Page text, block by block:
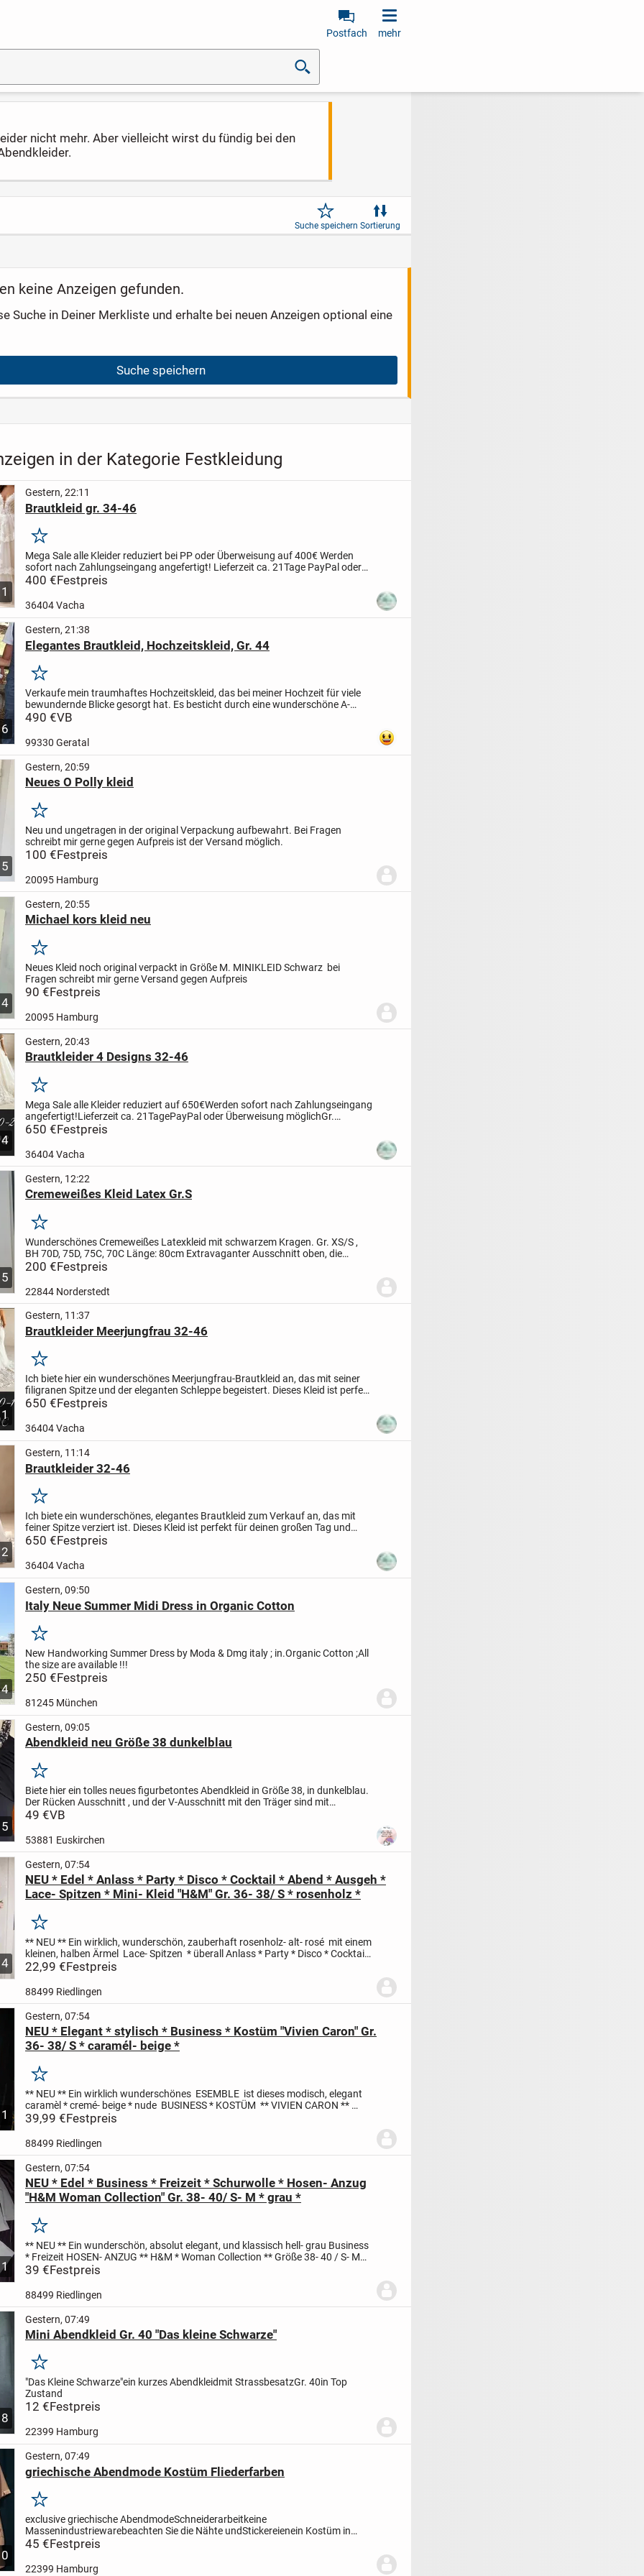
Postfach mehr
nicht mehr. Aber vielleicht wirst du fündig bei den
Suche speichern Sortierung
keine Anzeigen gefunden.
Suche in Deiner Merkliste und erhalte bei neuen Anzeigen optional eine
Suche speichern
in der Kategorie Festkleidung
1
Gestern, 22:11
Brautkleid gr. 34-46
Merken
Mega Sale alle Kleider reduziert bei PP oder Überweisung auf 400€Werden
sofort nach Zahlungseingang angefertigt! Lieferzeit ca. 21Tage PayPal oder
Überweisung möglich
400 €Festpreis
36404 Vacha
6
Gestern, 21:38
Elegantes Brautkleid, Hochzeitskleid, Gr. 44
Merken
Verkaufe mein traumhaftes Hochzeitskleid, das bei meiner Hochzeit für viele
bewundernde Blicke gesorgt hat. Es besticht durch eine wunderschöne A-
Linie, fließenden Chiffon-Stoff und elegante Spitze...
490 €VB
99330 Geratal
5
Gestern, 20:59
Neues O Polly kleid
Merken
Neu und ungetragen in der original Verpackung aufbewahrt. Bei Fragen
schreibt mir gerne gegen Aufpreis ist der Versand möglich.
100 €Festpreis
20095 Hamburg
4
Gestern, 20:55
Michael kors kleid neu
Merken
Neues Kleid noch original verpackt in Größe M. MINIKLEID Schwarz bei
Fragen schreibt mir gerne Versand gegen Aufpreis
90 €Festpreis
20095 Hamburg
4
Gestern, 20:43
Brautkleider 4 Designs 32-46
Merken
Mega Sale alle Kleider reduziert auf 650€Werden sofort nach Zahlungseingang
angefertigt!Lieferzeit ca. 21TagePayPal oder Überweisung möglichGr.
32,34,36,38,40,42,44,46 möglich
650 €Festpreis
36404 Vacha
5
Gestern, 12:22
Cremeweißes Kleid Latex Gr.S
Merken
Wunderschönes Cremeweißes Latexkleid mit schwarzem Kragen. Gr. XS/S ,
BH 70D, 75D, 75C, 70CLänge: 80cm Extravaganter Ausschnitt oben, die
Oberweite ist trotzdem verdeckt.
200 €Festpreis
22844 Norderstedt
1
Gestern, 11:37
Brautkleider Meerjungfrau 32-46
Merken
Ich biete hier ein wunderschönes Meerjungfrau-Brautkleid an, das mit seiner
filigranen Spitze und der eleganten Schleppe begeistert. Dieses Kleid ist perfekt
für deinen großen Tag und lässt dich...
650 €Festpreis
36404 Vacha
2
Gestern, 11:14
Brautkleider 32-46
Merken
Ich biete ein wunderschönes, elegantes Brautkleid zum Verkauf an, das mit
feiner Spitze verziert ist. Dieses Kleid ist perfekt für deinen großen Tag und
lässt dich strahlen.
650 €Festpreis
36404 Vacha
4
Gestern, 09:50
Italy Neue Summer Midi Dress in Organic Cotton
Merken
New Handworking Summer Dress by Moda & Dmg italy ; in.Organic Cotton ;All
the size are available !!!
250 €Festpreis
81245 München
5
Gestern, 09:05
Abendkleid neu Größe 38 dunkelblau
Merken
Biete hier ein tolles neues figurbetontes Abendkleid in Größe 38, in dunkelblau.
Der Rücken Ausschnitt , und der V-Ausschnitt mit den Träger sind mit
Pailletten und kleinen Perlen besetzt. Es ist eng...
49 €VB
53881 Euskirchen
4
Gestern, 07:54
NEU * Edel * Anlass * Party * Disco * Cocktail * Abend * Ausgeh *
Lace- Spitzen * Mini- Kleid "H&M" Gr. 36- 38/ S * rosenholz *
Merken
** NEU ** Ein wirklich, wunderschön, zauberhaft rosenholz- alt- rosé mit einem
kleinen, halben Ärmel Lace- Spitzen * überall Anlass * Party * Disco * Cocktail
* Abend * AusgehMini- KLEID ...
22,99 €Festpreis
88499 Riedlingen
1
Gestern, 07:54
NEU * Elegant * stylisch * Business * Kostüm "Vivien Caron" Gr.
36- 38/ S * caramél- beige *
Merken
** NEU ** Ein wirklich wunderschönes ESEMBLE ist dieses modisch, elegant
caramèl * cremé- beige * nude BUSINESS * KOSTÜM ** VIVIEN CARON **
Größe 36- 38 / S* BLAZER *
39,99 €Festpreis
88499 Riedlingen
1
Gestern, 07:54
NEU * Edel * Business * Freizeit * Schurwolle * Hosen- Anzug
"H&M Woman Collection" Gr. 38- 40/ S- M * grau *
Merken
** NEU ** Ein wunderschön, absolut elegant, und klassisch hell- grau Business
* Freizeit HOSEN- ANZUG ** H&M * Woman Collection **Größe 38- 40 / S- M
BESTEHEND aus einem,
39 €Festpreis
88499 Riedlingen
8
Gestern, 07:49
Mini Abendkleid Gr. 40 "Das kleine Schwarze"
Merken
"Das Kleine Schwarze"ein kurzes Abendkleidmit StrassbesatzGr. 40in Top
Zustand
12 €Festpreis
22399 Hamburg
Gestern, 07:49
griechische Abendmode Kostüm Fliederfarben
Merken
exclusive griechische AbendmodeSchneiderarbeitkeine
Massenindustriewarebeachten Sie die Nähte undStickereienein Kostüm in
zarten Fliederfarben
45 €Festpreis
22399 Hamburg